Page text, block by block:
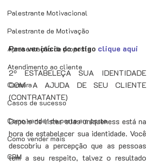
Palestrante Motivacional
Palestrante de Motivação
Apresentação de proposta
Atendimento ao cliente
Carreira
Casos de sucesso
Como vender de porta em porta
Como vender mais
CRM
Para ver início do artigo clique aqui
2º ESTABELEÇA SUA IDENTIDADE
COM A AJUDA DE SEU CLIENTE
(CONTRATANTE)
Depois de listar suas uniqueness está na
hora de estabelecer sua identidade. Você
descobriu a percepção que as pessoas
tem a seu respeito, talvez o resultado